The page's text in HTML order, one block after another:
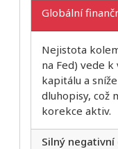
Globální
Nejistota
na Fed) vede
kapitálu a
dluhopisy, což
korekce aktiv.
Silný negativní